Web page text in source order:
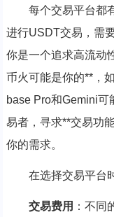
每个交易平台都
进行USDT交易，需
你是一个追求高流动
币火可能是你的**，
base Pro和Gemini可
易者，寻求**交易功
你的需求。
在选择交易平台
交易费用 ：不同